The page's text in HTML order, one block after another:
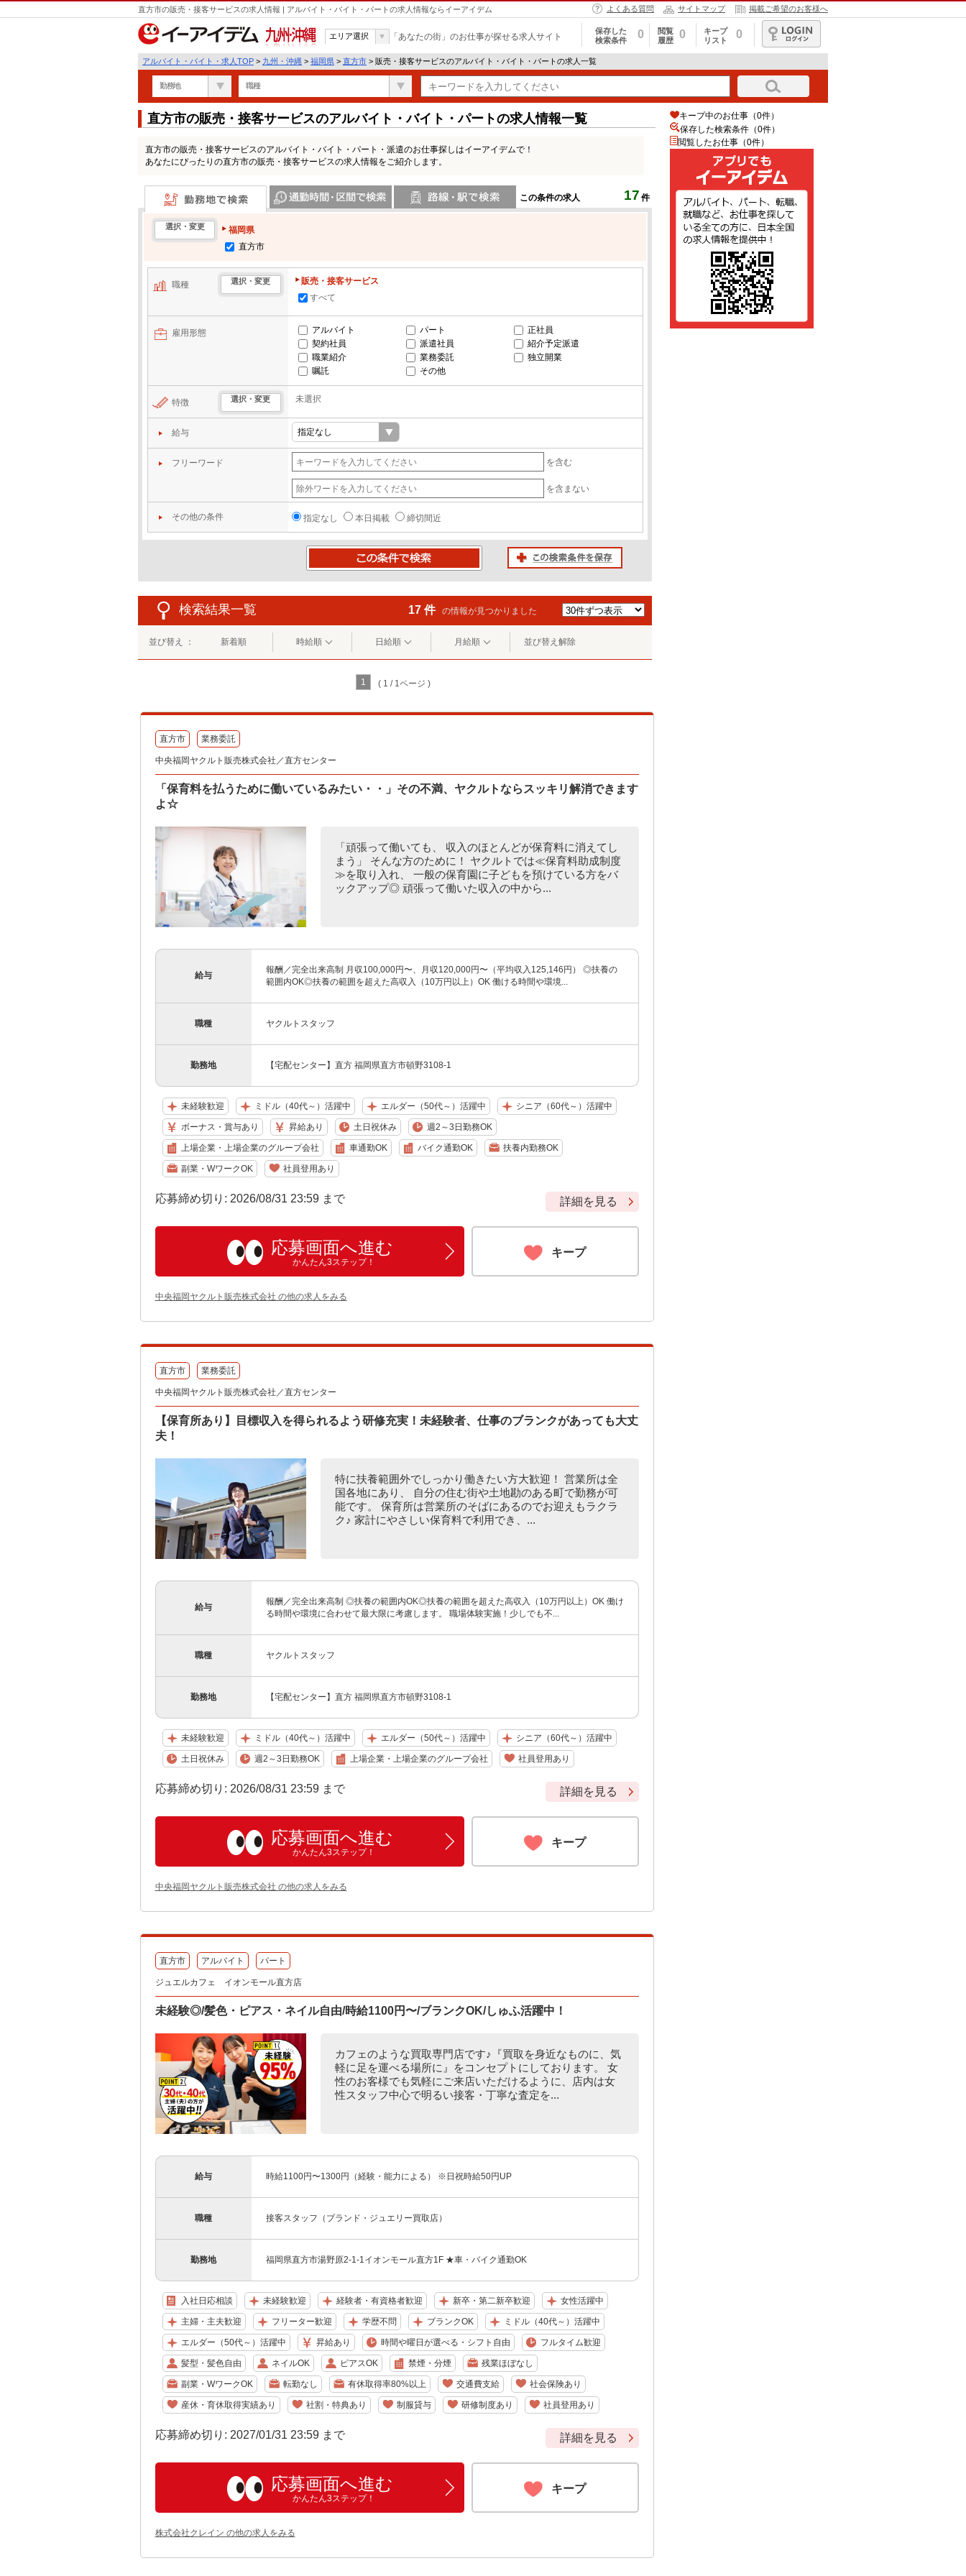
直方市の販売・接客サービスの求人情報 | アルバイト・バイト・パートの求人情報ならイーアイデム よくある質問 サイトマップ 掲載ご希望のお客様へ
九州・沖縄
エリア選択 「あなたの街」のお仕事が探せる求人サイト
保存した
検索条件
0
閲覧
履歴
0
キープ
リスト
0
ログイン
アルバイト・バイト・求人TOP > 九州・沖縄 > 福岡県 > 直方市 > 販売・接客サービスのアルバイト・バイト・パートの求人一覧
勤務地 職種
直方市の販売・接客サービスのアルバイト・バイト・パートの求人情報一覧
直方市の販売・接客サービスのアルバイト・バイト・パート・派遣のお仕事探しはイーアイデムで！
あなたにぴったりの直方市の販売・接客サービスの求人情報をご紹介します。
この条件の求人 17 件
勤務地で検索
選択・変更
福岡県
直方市
職種 選択・変更
販売・接客サービス
すべて
雇用形態 アルバイト パート
正社員
契約社員
派遣社員
紹介予定派遣
職業紹介
業務委託
独立開業
嘱託
その他
特徴 選択・変更 未選択
給与
フリーワード を含む
を含まない
その他の条件 指定なし 本日掲載 締切間近
検索結果一覧 17 件 の情報が見つかりました
並び替え ： 新着順 時給順 日給順 月給順 並び替え解除
1 ( 1 / 1ページ )
直方市 業務委託
中央福岡ヤクルト販売株式会社／直方センター
「保育料を払うために働いているみたい・・」その不満、ヤクルトならスッキリ解消できます
よ☆
「頑張って働いても、 収入のほとんどが保育料に消えてし
まう」 そんな方のために！ ヤクルトでは≪保育料助成制度
≫を取り入れ、 一般の保育園に子どもを預けている方をバ
ックアップ◎ 頑張って働いた収入の中から...
給与
報酬／完全出来高制 月収100,000円〜、月収120,000円〜（平均収入125,146円） ◎扶養の
範囲内OK◎扶養の範囲を超えた高収入（10万円以上）OK 働ける時間や環境...
職種 ヤクルトスタッフ
勤務地 【宅配センター】直方 福岡県直方市頓野3108-1
未経験歓迎 ミドル（40代～）活躍中 エルダー（50代～）活躍中 シニア（60代～）活躍中
ボーナス・賞与あり 昇給あり 土日祝休み 週2～3日勤務OK
上場企業・上場企業のグループ会社 車通勤OK バイク通勤OK 扶養内勤務OK
副業・WワークOK 社員登用あり
応募締め切り: 2026/08/31 23:59 まで 詳細を見る
応募画面へ進む
かんたん3ステップ！
キープ
中央福岡ヤクルト販売株式会社 の他の求人をみる
直方市 業務委託
中央福岡ヤクルト販売株式会社／直方センター
【保育所あり】目標収入を得られるよう研修充実！未経験者、仕事のブランクがあっても大丈
夫！
特に扶養範囲外でしっかり働きたい方大歓迎！ 営業所は全
国各地にあり、 自分の住む街や土地勘のある町で勤務が可
能です。 保育所は営業所のそばにあるのでお迎えもラクラ
ク♪ 家計にやさしい保育料で利用でき、...
給与
報酬／完全出来高制 ◎扶養の範囲内OK◎扶養の範囲を超えた高収入（10万円以上）OK 働け
る時間や環境に合わせて最大限に考慮します。 職場体験実施！少しでも不...
職種 ヤクルトスタッフ
勤務地 【宅配センター】直方 福岡県直方市頓野3108-1
未経験歓迎 ミドル（40代～）活躍中 エルダー（50代～）活躍中 シニア（60代～）活躍中
土日祝休み 週2～3日勤務OK 上場企業・上場企業のグループ会社 社員登用あり
応募締め切り: 2026/08/31 23:59 まで 詳細を見る
応募画面へ進む
かんたん3ステップ！
キープ
中央福岡ヤクルト販売株式会社 の他の求人をみる
直方市 アルバイト パート
ジュエルカフェ イオンモール直方店
未経験◎/髪色・ピアス・ネイル自由/時給1100円〜/ブランクOK/しゅふ活躍中！
カフェのような買取専門店です♪『買取を身近なものに、気
軽に足を運べる場所に』をコンセプトにしております。 女
性のお客様でも気軽にご来店いただけるように、店内は女
性スタッフ中心で明るい接客・丁寧な査定を...
給与 時給1100円〜1300円（経験・能力による） ※日祝時給50円UP
職種 接客スタッフ（ブランド・ジュエリー買取店）
勤務地 福岡県直方市湯野原2-1-1イオンモール直方1F ★車・バイク通勤OK
入社日応相談 未経験歓迎 経験者・有資格者歓迎 新卒・第二新卒歓迎 女性活躍中
主婦・主夫歓迎 フリーター歓迎 学歴不問 ブランクOK ミドル（40代～）活躍中
エルダー（50代～）活躍中 昇給あり 時間や曜日が選べる・シフト自由 フルタイム歓迎
髪型・髪色自由 ネイルOK ピアスOK 禁煙・分煙 残業ほぼなし
副業・WワークOK 転勤なし 有休取得率80%以上 交通費支給 社会保険あり
産休・育休取得実績あり 社割・特典あり 制服貸与 研修制度あり 社員登用あり
応募締め切り: 2027/01/31 23:59 まで 詳細を見る
応募画面へ進む
かんたん3ステップ！
キープ
株式会社クレイン の他の求人をみる
キープ中のお仕事（0件）
保存した検索条件（0件）
閲覧したお仕事（0件）